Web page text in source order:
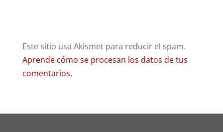
Este sitio usa Akismet para reducir el spam.
Aprende cómo se procesan los datos de tus
comentarios.